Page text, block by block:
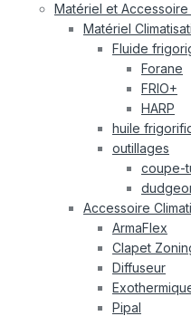
Matériel et Accessoire
Matériel
Fluide
Forane
FRIO+
HARP
huile
outillages
coupe-
Accessoire
ArmaFlex
Clapet
Diffuseur
Pipal